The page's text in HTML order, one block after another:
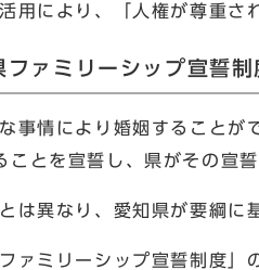
用により、「人権が尊重さ
ファミリーシップ宣誓制
事情により婚姻することが
ことを宣誓し、県がその宣
は異なり、愛知県が要綱に
ァミリーシップ宣誓制度」